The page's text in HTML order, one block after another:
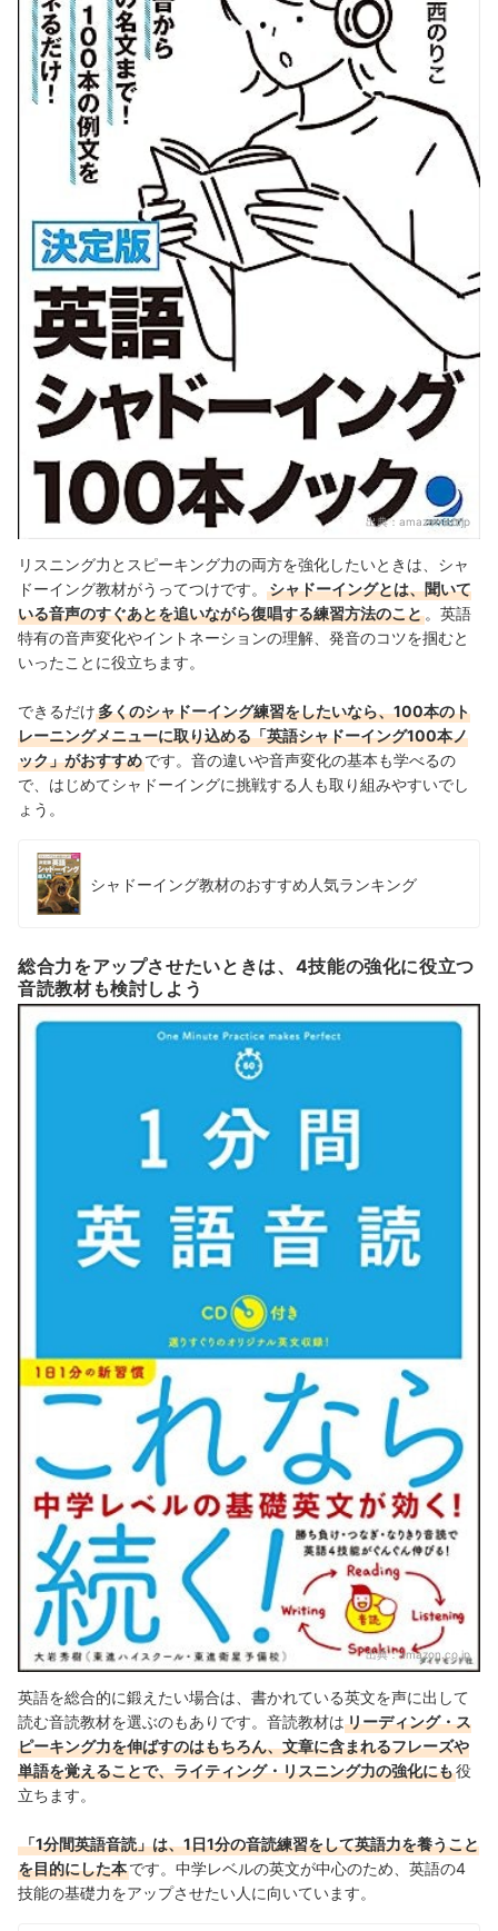
出典： amazon.co.jp
リスニング力とスピーキング力の両方を強化したいときは、シャ
ドーイング教材がうってつけです。
シャドーイングとは、聞いて
いる音声のすぐあとを追いながら復唱する練習方法のこと 。英語
特有の音声変化やイントネーションの理解、発音のコツを掴むと
いったことに役立ちます。
できるだけ多くのシャドーイング練習をしたいなら、100本のト
レーニングメニューに取り込める「英語シャドーイング100本ノ
ック」がおすすめです。音の違いや音声変化の基本も学べるの
で、はじめてシャドーイングに挑戦する人も取り組みやすいでし
ょう。
シャドーイング教材のおすすめ人気ランキング
総合力をアップさせたいときは、4技能の強化に役立つ
音読教材も検討しよう
出典：amazon.co.jp
英語を総合的に鍛えたい場合は、書かれている英文を声に出して
読む音読教材を選ぶのもありです。音読教材はリーディング・ス
ピーキング力を伸ばすのはもちろん、文章に含まれるフレーズや
単語を覚えることで、ライティング・リスニング力の強化にも役
立ちます。
「1分間英語音読」は、1日1分の音読練習をして英語力を養うこと
を目的にした本です。中学レベルの英文が中心のため、英語の4
技能の基礎力をアップさせたい人に向いています。